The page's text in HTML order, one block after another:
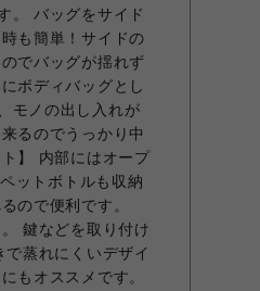
。 バッグをサイド
も簡単！サイドの
でバッグが揺れず
ボディバッグとし
モノの出し入れが
るのでうっかり中
】 内部にはオープ
ットボトルも収納
ので便利です。
鍵などを取り付け
蒸れにくいデザイ
もオススメです。